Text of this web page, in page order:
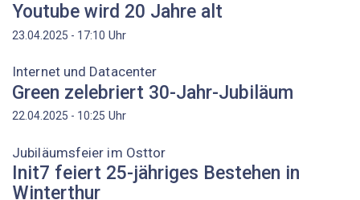
Youtube wird 20 Jahre alt
23.04.2025 - 17:10 Uhr
Internet und Datacenter
Green zelebriert 30-Jahr-Jubiläum
22.04.2025 - 10:25 Uhr
Jubiläumsfeier im Osttor
Init7 feiert 25-jähriges Bestehen in
Winterthur